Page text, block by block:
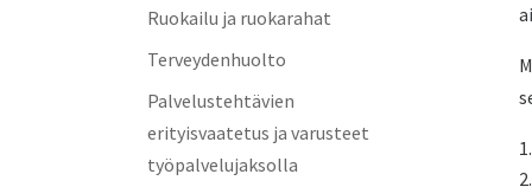
Ruokailu ja ruokarahat
Terveydenhuolto
Palvelustehtävien
erityisvaatetus ja varusteet
työpalvelujaksolla